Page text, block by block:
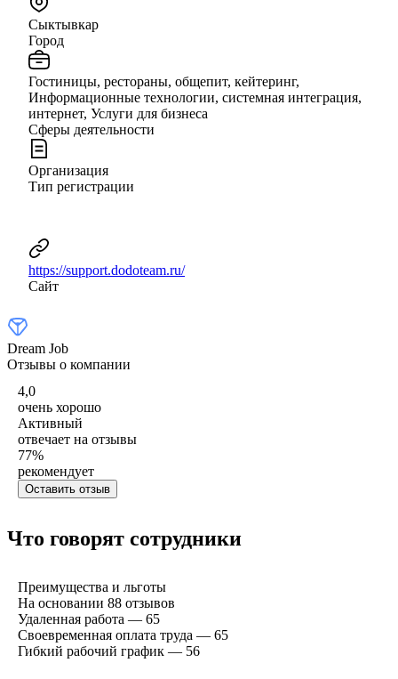
Сыктывкар
Город
Гостиницы, рестораны, общепит, кейтеринг,
Информационные технологии, системная интеграция,
интернет, Услуги для бизнеса
Сферы деятельности
Организация
Тип регистрации
https://support.dodoteam.ru/
Сайт
Dream Job
Отзывы о компании
4,0
очень хорошо
Активный
отвечает на отзывы
77%
рекомендует
Оставить отзыв
Что говорят сотрудники
Преимущества и льготы
На основании 88 отзывов
Удаленная работа — 65
Своевременная оплата труда — 65
Гибкий рабочий график — 56